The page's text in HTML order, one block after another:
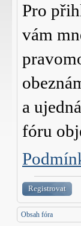
Pro
vám
a
fóru
Registrovat
Obsah fóra